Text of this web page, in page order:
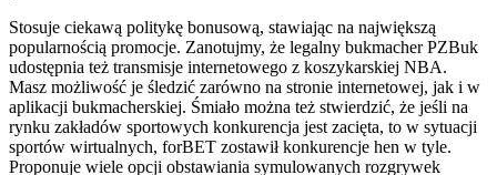
Stosuje ciekawą politykę bonusową, stawiając na największą
popularnością promocje. Zanotujmy, że legalny bukmacher PZBuk
udostępnia też transmisje internetowego z koszykarskiej NBA.
Masz możliwość je śledzić zarówno na stronie internetowej, jak i w
aplikacji bukmacherskiej. Śmiało można też stwierdzić, że jeśli na
rynku zakładów sportowych konkurencja jest zacięta, to w sytuacji
sportów wirtualnych, forBET zostawił konkurencje hen w tyle.
Proponuje wiele opcji obstawiania symulowanych rozgrywek